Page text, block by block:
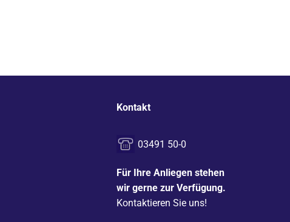
Kontakt
03491 50-0
Für Ihre Anliegen stehen
wir gerne zur Verfügung.
Kontaktieren Sie uns!